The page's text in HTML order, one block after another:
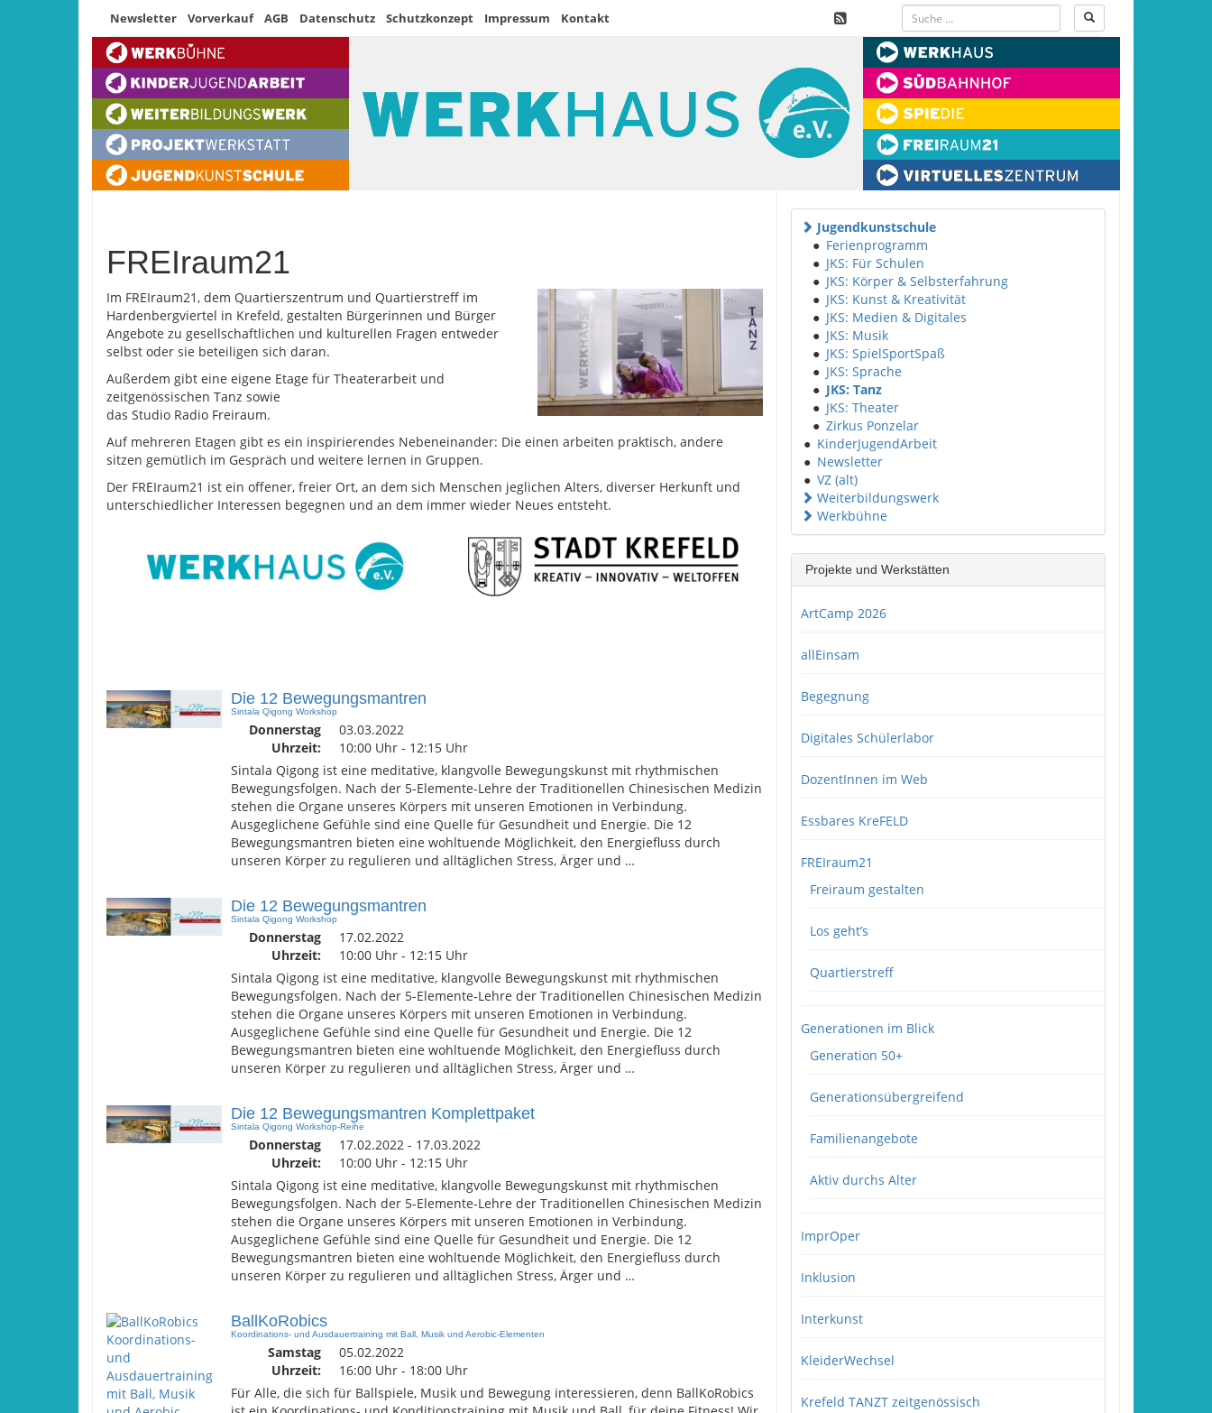
Newsletter Vorverkauf AGB Datenschutz Schutzkonzept Impressum Kontakt
FREIraum21
Im FREIraum21, dem Quartierszentrum und Quartierstreff im
Hardenbergviertel in Krefeld, gestalten Bürgerinnen und Bürger
Angebote zu gesellschaftlichen und kulturellen Fragen entweder
selbst oder sie beteiligen sich daran.
Außerdem gibt eine eigene Etage für Theaterarbeit und
zeitgenössischen Tanz sowie
das Studio Radio Freiraum.
Auf mehreren Etagen gibt es ein inspirierendes Nebeneinander: Die einen arbeiten praktisch, andere
sitzen gemütlich im Gespräch und weitere lernen in Gruppen.
Der FREIraum21 ist ein offener, freier Ort, an dem sich Menschen jeglichen Alters, diverser Herkunft und
unterschiedlicher Interessen begegnen und an dem immer wieder Neues entsteht.
Die 12 Bewegungsmantren
Sintala Qigong Workshop
Donnerstag
03.03.2022
Uhrzeit:
10:00 Uhr - 12:15 Uhr
Sintala Qigong ist eine meditative, klangvolle Bewegungskunst mit rhythmischen
Bewegungsfolgen. Nach der 5-Elemente-Lehre der Traditionellen Chinesischen Medizin
stehen die Organe unseres Körpers mit unseren Emotionen in Verbindung.
Ausgeglichene Gefühle sind eine Quelle für Gesundheit und Energie. Die 12
Bewegungsmantren bieten eine wohltuende Möglichkeit, den Energiefluss durch
unseren Körper zu regulieren und alltäglichen Stress, Ärger und …
Die 12 Bewegungsmantren
Sintala Qigong Workshop
Donnerstag
17.02.2022
Uhrzeit:
10:00 Uhr - 12:15 Uhr
Sintala Qigong ist eine meditative, klangvolle Bewegungskunst mit rhythmischen
Bewegungsfolgen. Nach der 5-Elemente-Lehre der Traditionellen Chinesischen Medizin
stehen die Organe unseres Körpers mit unseren Emotionen in Verbindung.
Ausgeglichene Gefühle sind eine Quelle für Gesundheit und Energie. Die 12
Bewegungsmantren bieten eine wohltuende Möglichkeit, den Energiefluss durch
unseren Körper zu regulieren und alltäglichen Stress, Ärger und …
Die 12 Bewegungsmantren Komplettpaket
Sintala Qigong Workshop-Reihe
Donnerstag
17.02.2022 - 17.03.2022
Uhrzeit:
10:00 Uhr - 12:15 Uhr
Sintala Qigong ist eine meditative, klangvolle Bewegungskunst mit rhythmischen
Bewegungsfolgen. Nach der 5-Elemente-Lehre der Traditionellen Chinesischen Medizin
stehen die Organe unseres Körpers mit unseren Emotionen in Verbindung.
Ausgeglichene Gefühle sind eine Quelle für Gesundheit und Energie. Die 12
Bewegungsmantren bieten eine wohltuende Möglichkeit, den Energiefluss durch
unseren Körper zu regulieren und alltäglichen Stress, Ärger und …
BallKoRobics
Koordinations- und Ausdauertraining mit Ball, Musik und Aerobic-Elementen
Samstag
05.02.2022
Uhrzeit:
16:00 Uhr - 18:00 Uhr
Für Alle, die sich für Ballspiele, Musik und Bewegung interessieren, denn BallKoRobics
Jugendkunstschule
● Ferienprogramm
● JKS: Für Schulen
● JKS: Körper & Selbsterfahrung
● JKS: Kunst & Kreativität
● JKS: Medien & Digitales
● JKS: Musik
● JKS: SpielSportSpaß
● JKS: Sprache
● JKS: Tanz
● JKS: Theater
● Zirkus Ponzelar
● KinderJugendArbeit
● Newsletter
● VZ (alt)
Weiterbildungswerk
Werkbühne
Projekte und Werkstätten
ArtCamp 2026
allEinsam
Begegnung
Digitales Schülerlabor
DozentInnen im Web
Essbares KreFELD
FREIraum21
Freiraum gestalten
Los geht’s
Quartierstreff
Generationen im Blick
Generation 50+
Generationsübergreifend
Familienangebote
Aktiv durchs Alter
ImprOper
Inklusion
Interkunst
KleiderWechsel
Krefeld TANZT zeitgenössisch